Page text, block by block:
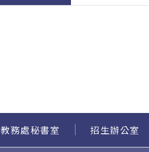
教務處秘書室 招生辦公室